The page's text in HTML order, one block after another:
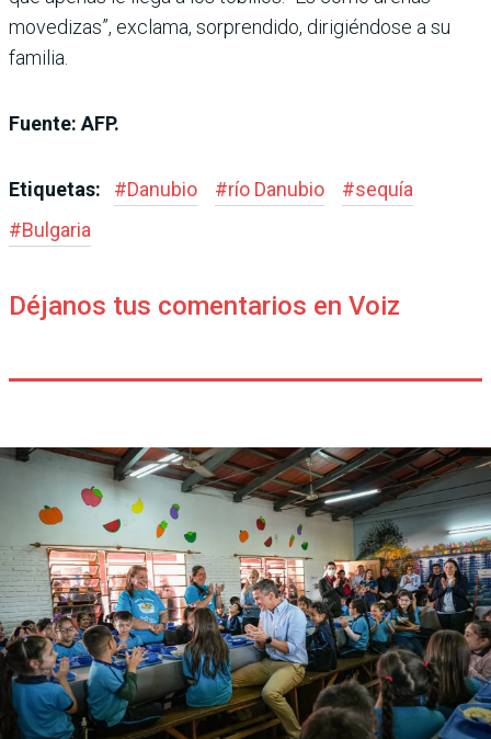
movedizas”, exclama, sorprendido, dirigiéndose a su
familia.
Fuente: AFP.
Etiquetas: #Danubio #río Danubio #sequía
#Bulgaria
Déjanos tus comentarios en Voiz